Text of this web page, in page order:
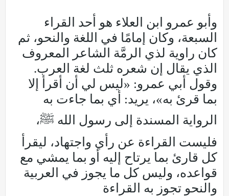
وأبو عمرو ابن العلاء هو أحد القراء
السبعة، وكان إمامًا في اللغة والنحو، ثم
كان راوية لذي الرمَّة الشاعر المعروف
الذي يقال إن شعره ثلث لغة العرب.
وقول أبي عمرو: «ليس لي أن أقرأ إلا
بما قرئ به»، يريد: أي بما جاءت به
الرواية المسندة إلى رسول الله ﷺ،
فليست القراءة عن رأي واجتهاد، ليقرأ
كل قارئ بما يرتاح إليه أو بما يمشي مع
قواعده، وليس كل ما يجوز في العربية
والنحو تجوز به القراءة